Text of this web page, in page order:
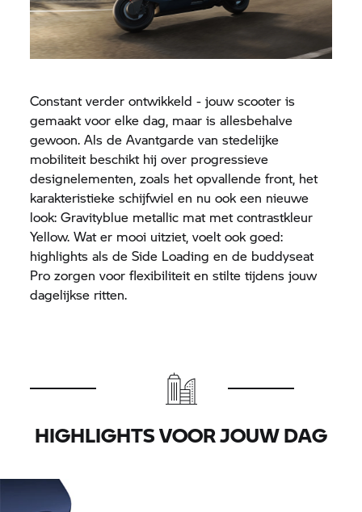
Constant verder ontwikkeld - jouw scooter is
gemaakt voor elke dag, maar is allesbehalve
gewoon. Als de Avantgarde van stedelijke
mobiliteit beschikt hij over progressieve
designelementen, zoals het opvallende front, het
karakteristieke schijfwiel en nu ook een nieuwe
look: Gravityblue metallic mat met contrastkleur
Yellow. Wat er mooi uitziet, voelt ook goed:
highlights als de Side Loading en de buddyseat
Pro zorgen voor flexibiliteit en stilte tijdens jouw
dagelijkse ritten.
HIGHLIGHTS VOOR JOUW DAG